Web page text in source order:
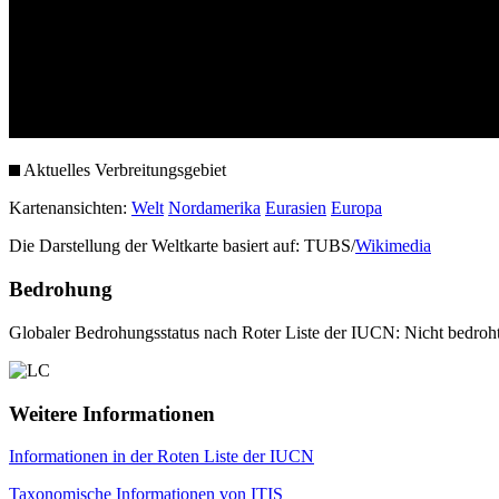
Aktuelles Verbreitungsgebiet
Kartenansichten: Welt Nordamerika Eurasien Europa
Die Darstellung der Weltkarte basiert auf: TUBS/Wikimedia
Bedrohung
Globaler Bedrohungsstatus nach Roter Liste der IUCN: Nicht
Weitere Informationen
Informationen in der Roten Liste der IUCN
Taxonomische Informationen von ITIS